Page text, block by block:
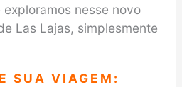
nesse novo
Las Lajas, simplesmente
SUA VIAGEM: